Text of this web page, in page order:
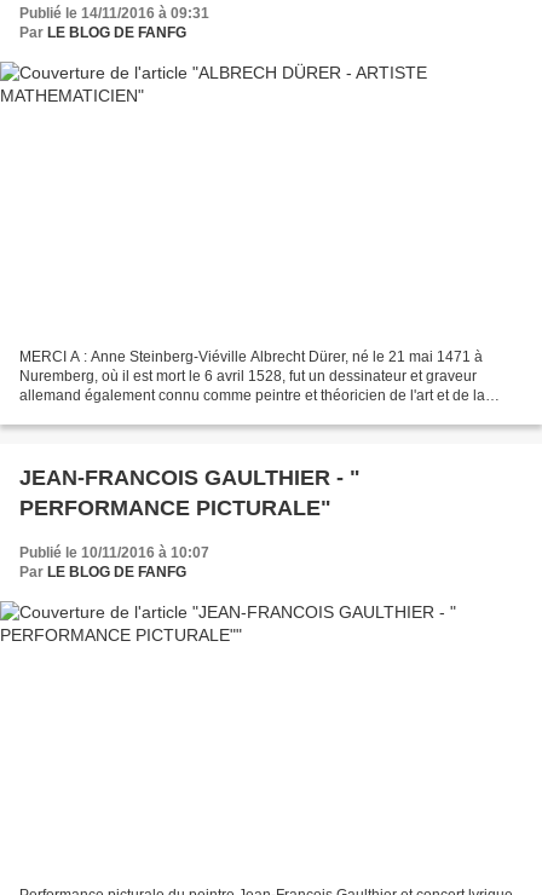
Publié le 14/11/2016 à 09:31
Par LE BLOG DE FANFG
MERCI A : Anne Steinberg-Viéville Albrecht Dürer, né le 21 mai 1471 à
Nuremberg, où il est mort le 6 avril 1528, fut un dessinateur et graveur
allemand également connu comme peintre et théoricien de l'art et de la
JEAN-FRANCOIS GAULTHIER - "
PERFORMANCE PICTURALE"
Publié le 10/11/2016 à 10:07
Par LE BLOG DE FANFG